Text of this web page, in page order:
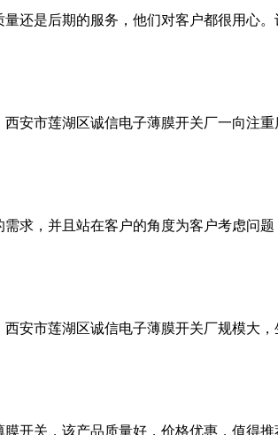
还是后期的服务，他们对客户都很用心
安市莲湖区诚信电子薄膜开关厂一向注
求，并且站在客户的角度为客户考虑问
安市莲湖区诚信电子薄膜开关厂规模大
开关，该产品质量好，价格优惠，值得